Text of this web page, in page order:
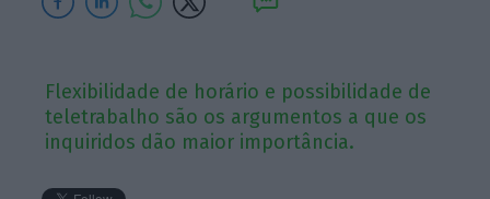
Flexibilidade de horário e possibilidade de
teletrabalho são os argumentos a que os
inquiridos dão maior importância.